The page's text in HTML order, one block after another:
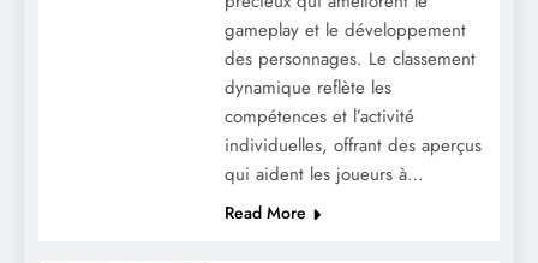
Injustice 2 Mobile : Séquences de
connexion quotidienne, Multiplicateur de
récompenses, Coffres bonus
gameplay et le développement
des personnages. Le classement
dynamique reflète les
compétences et l’activité
individuelles, offrant des aperçus
qui aident les joueurs à…
Read More